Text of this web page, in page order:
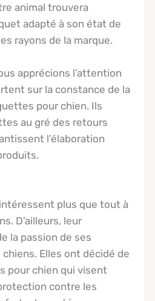
animal trouvera
adapté à son état de
rayons de la marque.
apprécions l’attention
sur la constance de la
pour chien. Ils
au gré des retours
l’élaboration
plus que tout à
D’ailleurs, leur
la passion de ses
Elles ont décidé de
pour chien qui visent
contre les